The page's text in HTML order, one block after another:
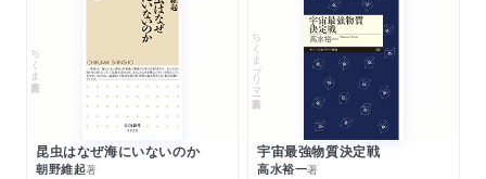
ちくま新書
昆虫はなぜ海にいないのか
朝野維起著
ちくまプリマー新書
宇宙最強物質決定戦
高水裕一著